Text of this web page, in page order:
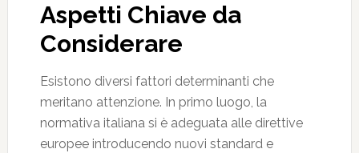
Aspetti Chiave da
Considerare
Esistono diversi fattori determinanti che
meritano attenzione. In primo luogo, la
normativa italiana si è adeguata alle direttive
europee introducendo nuovi standard e